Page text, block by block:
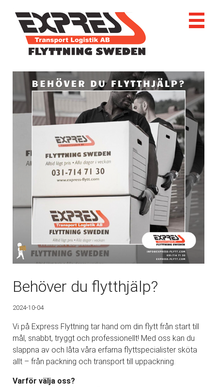
Behöver du flytthjälp?
2024-10-04
Vi på Express Flyttning tar hand om din flytt från start till
mål, snabbt, tryggt och professionellt! Med oss kan du
slappna av och låta våra erfarna flyttspecialister sköta
allt – från packning och transport till uppackning.
Varför välja oss?